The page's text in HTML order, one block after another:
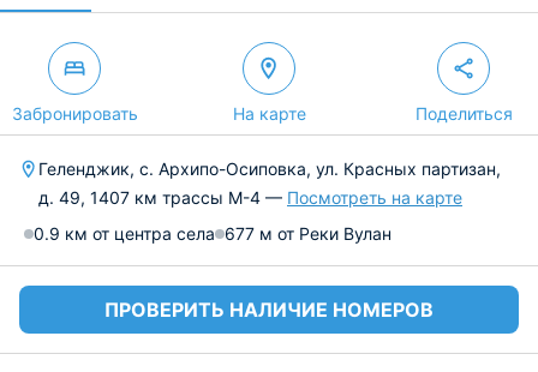
Забронировать На карте Поделиться
Геленджик, с. Архипо-Осиповка, ул. Красных партизан,
д. 49, 1407 км трассы М-4 — Посмотреть на карте
0.9 км от центра села 677 м от Реки Вулан
ПРОВЕРИТЬ НАЛИЧИЕ НОМЕРОВ